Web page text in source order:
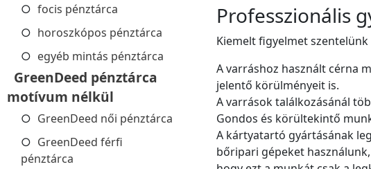
focis pénztárca
horoszkópos pénztárca
egyéb mintás pénztárca
GreenDeed pénztárca
motívum nélkül
GreenDeed női pénztárca
GreenDeed férfi
pénztárca
Professzionális
Kiemelt figyelmet
A varráshoz használt cérna
jelentő körülményeit is.
A varrások találkozásánál
Gondos és körültekintő
A kártyatartó gyártásának
bőripari gépeket